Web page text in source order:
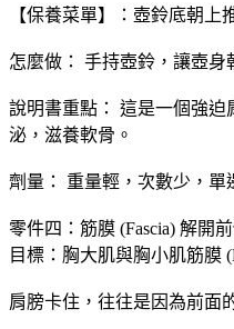
【保養菜單】：壺鈴底朝上
怎麼做： 手持壺鈴，讓壺身
說明書重點： 這是一個強
泌，滋養軟骨。
劑量： 重量輕，次數少，單
零件四：筋膜 (Fascia) 解開
目標：胸大肌與胸小肌筋膜
肩膀卡住，往往是因為前面